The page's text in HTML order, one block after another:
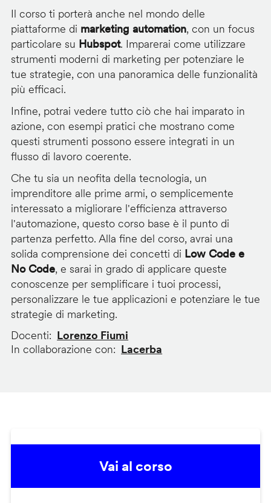
Il corso ti porterà anche nel mondo delle
piattaforme di marketing automation, con un focus
particolare su Hubspot. Imparerai come utilizzare
strumenti moderni di marketing per potenziare le
tue strategie, con una panoramica delle funzionalità
più efficaci.
Infine, potrai vedere tutto ciò che hai imparato in
azione, con esempi pratici che mostrano come
questi strumenti possono essere integrati in un
flusso di lavoro coerente.
Che tu sia un neofita della tecnologia, un
imprenditore alle prime armi, o semplicemente
interessato a migliorare l'efficienza attraverso
l'automazione, questo corso base è il punto di
partenza perfetto. Alla fine del corso, avrai una
solida comprensione dei concetti di Low Code e
No Code, e sarai in grado di applicare queste
conoscenze per semplificare i tuoi processi,
personalizzare le tue applicazioni e potenziare le tue
strategie di marketing.
Docenti
Lorenzo Fiumi
In collaborazione con
Lacerba
Vai al corso